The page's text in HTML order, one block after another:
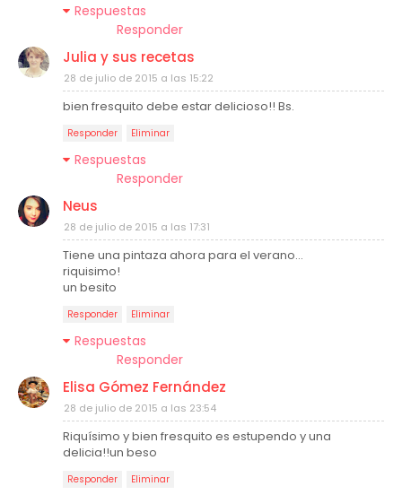
Respuestas
Responder
Julia y sus recetas
28 de julio de 2015 a las 15:22
bien fresquito debe estar delicioso!! Bs.
Responder Eliminar
Respuestas
Responder
Neus
28 de julio de 2015 a las 17:31
Tiene una pintaza ahora para el verano...
riquisimo!
un besito
Responder Eliminar
Respuestas
Responder
Elisa Gómez Fernández
28 de julio de 2015 a las 23:54
Riquísimo y bien fresquito es estupendo y una
delicia!!un beso
Responder Eliminar